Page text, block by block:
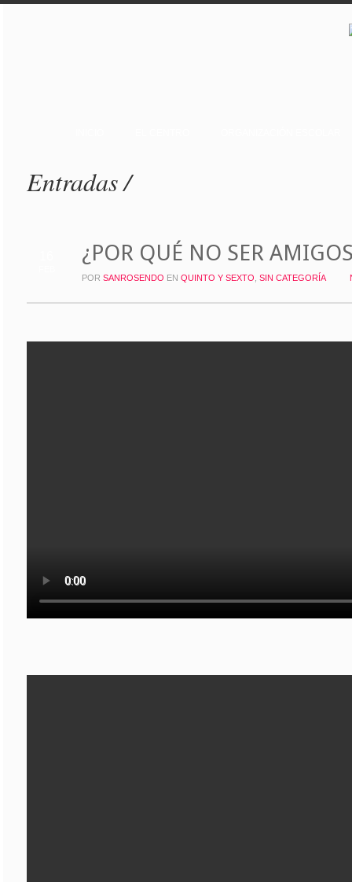
Entradas /
¿POR QUÉ NO SER
POR SANROSENDO EN QUINTO Y SEXTO SIN CATEGORÍA